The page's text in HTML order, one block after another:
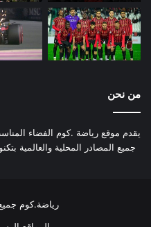
من نحن
يقدم موقع رياضة .كوم الفضاء المناسب
جميع المصادر المحلية والعالمية
رياضة.كوم